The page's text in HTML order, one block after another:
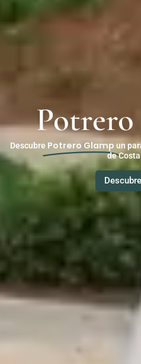
Descubre Potrero Glamp un
de